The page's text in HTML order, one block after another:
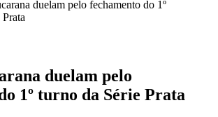
duelam pelo
1º turno da Série Prata